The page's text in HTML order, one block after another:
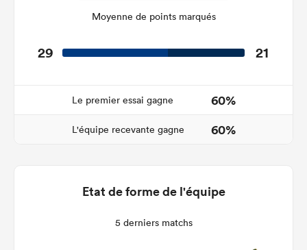
Moyenne de points marqués
29 21
Le premier essai gagne 60%
L'équipe recevante gagne 60%
Etat de forme de l'équipe
5 derniers matchs